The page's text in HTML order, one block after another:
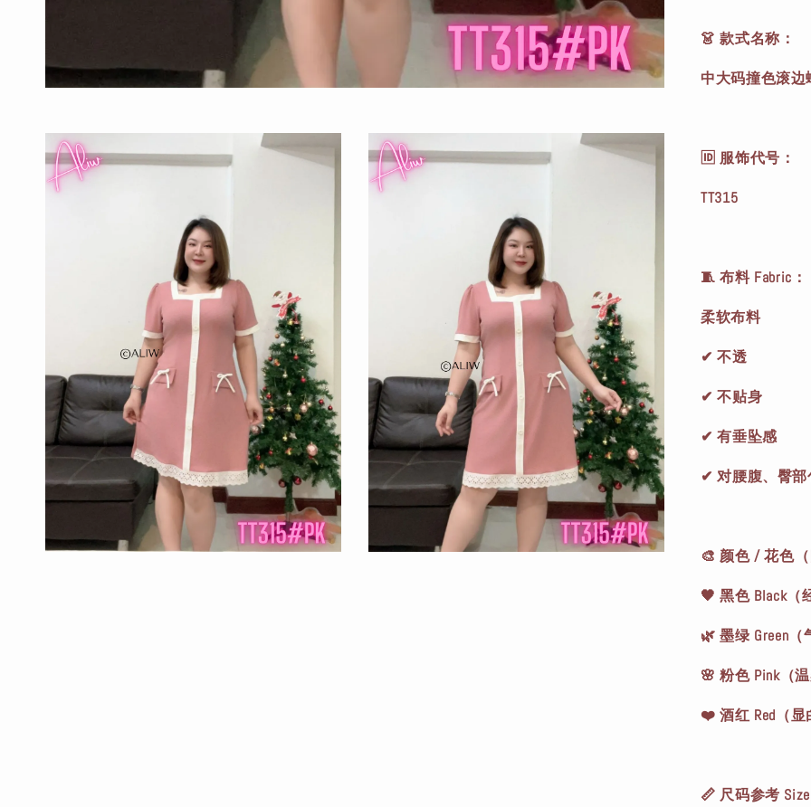
👗 款式名称：
中大码撞色滚边
🆔 服饰代号：
TT315
🧵 布料 Fabric：
柔软布料
✔ 不透
✔ 不贴身
✔ 有垂坠感
✔ 对腰腹、臀部
🎨 颜色 / 花色（
🖤 黑色 Black（
🌿 墨绿 Green（
🌸 粉色 Pink（温
❤️ 酒红 Red（显
📏 尺码参考